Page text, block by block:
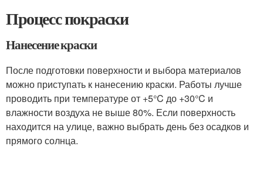
Процесс покраски
Нанесение краски
После подготовки поверхности и выбора материалов
можно приступать к нанесению краски. Работы лучше
проводить при температуре от +5°C до +30°C и
влажности воздуха не выше 80%. Если поверхность
находится на улице, важно выбрать день без осадков и
прямого солнца.